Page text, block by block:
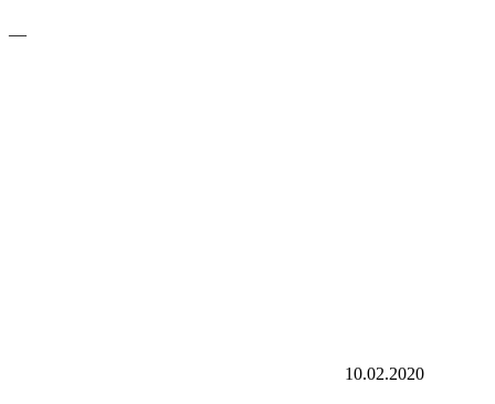
—
10.02.2020